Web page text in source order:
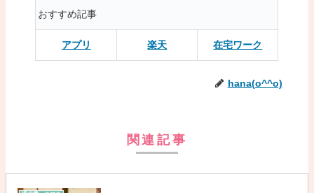
おすすめ記事
アプリ 楽天 在宅ワーク
hana(o^^o)
関連記事